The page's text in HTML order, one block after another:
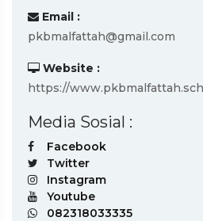
Email :
pkbmalfattah@gmail.com
Website :
https://
Media Sosial :
Facebook
Twitter
Instagram
Youtube
082318033335